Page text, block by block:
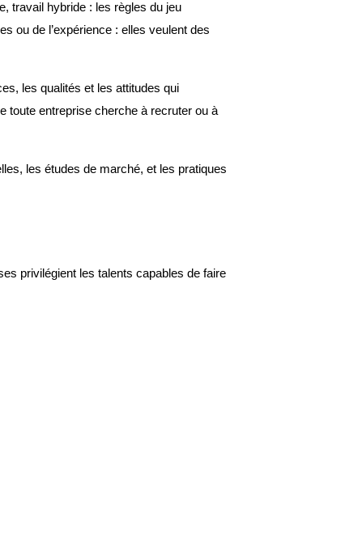
travail hybride : les règles du jeu
ou de l’expérience : elles veulent des
les qualités et les attitudes qui
toute entreprise cherche à recruter ou à
les études de marché, et les pratiques
privilégient les talents capables de faire